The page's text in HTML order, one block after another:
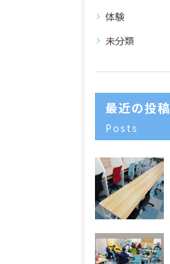
体験
未分類
最近の投稿
Posts